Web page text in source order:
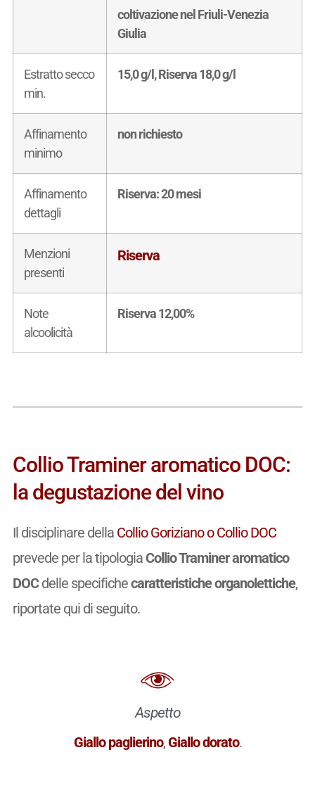
coltivazione nel Friuli-Venezia
Giulia
Estratto secco
min.
15,0 g/l, Riserva 18,0 g/l
Affinamento
minimo
non richiesto
Affinamento
dettagli
Riserva: 20 mesi
Menzioni
presenti
Riserva
Note
alcoolicità
Riserva 12,00%
Collio Traminer aromatico DOC:
la degustazione del vino
Il disciplinare della Collio Goriziano o Collio DOC
prevede per la tipologia Collio Traminer aromatico
DOCdelle specifichecaratteristiche organolettiche,
riportate qui di seguito.
Aspetto
Giallo paglierino, Giallo dorato.